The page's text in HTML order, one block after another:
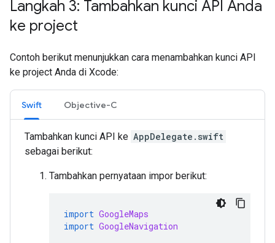
Langkah 3: Tambahkan kunci API Anda
ke project
Contoh berikut menunjukkan cara menambahkan kunci API
ke project Anda di Xcode:
Swift Objective-C
Tambahkan kunci API ke AppDelegate.swift
sebagai berikut:
Tambahkan pernyataan impor berikut:
import GoogleMaps
import GoogleNavigation